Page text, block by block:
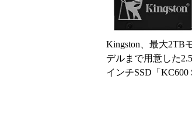
Kingston、最大2TB
デルまで用意した2.5
インチSSD「KC600